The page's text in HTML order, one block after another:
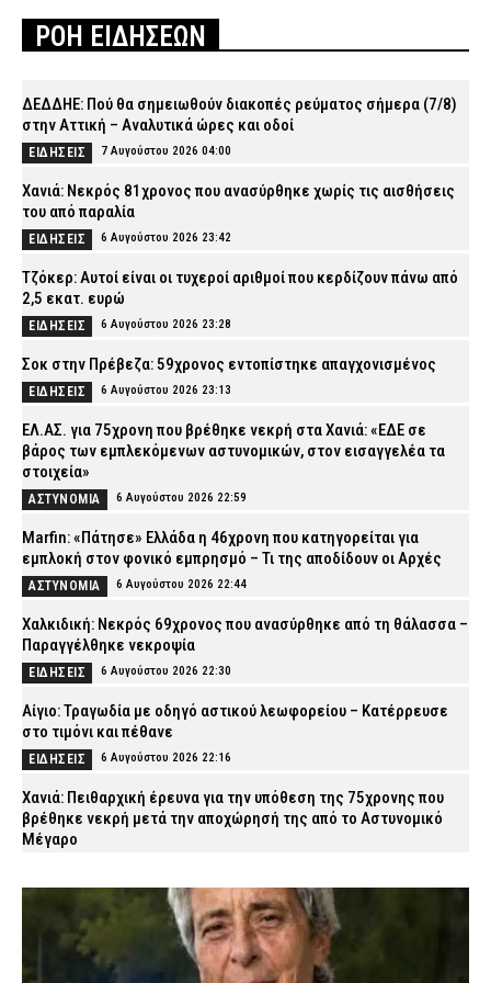
ΡΟΗ ΕΙΔΗΣΕΩΝ
ΔΕΔΔΗΕ: Πού θα σημειωθούν διακοπές ρεύματος σήμερα (7/8)
στην Αττική – Αναλυτικά ώρες και οδοί
ΕΙΔΗΣΕΙΣ 7 Αυγούστου 2026 04:00
Χανιά: Νεκρός 81χρονος που ανασύρθηκε χωρίς τις αισθήσεις
του από παραλία
ΕΙΔΗΣΕΙΣ 6 Αυγούστου 2026 23:42
Τζόκερ: Αυτοί είναι οι τυχεροί αριθμοί που κερδίζουν πάνω από
2,5 εκατ. ευρώ
ΕΙΔΗΣΕΙΣ 6 Αυγούστου 2026 23:28
Σοκ στην Πρέβεζα: 59χρονος εντοπίστηκε απαγχονισμένος
ΕΙΔΗΣΕΙΣ 6 Αυγούστου 2026 23:13
ΕΛ.ΑΣ. για 75χρονη που βρέθηκε νεκρή στα Χανιά: «ΕΔΕ σε
βάρος των εμπλεκόμενων αστυνομικών, στον εισαγγελέα τα
στοιχεία»
ΑΣΤΥΝΟΜΙΑ 6 Αυγούστου 2026 22:59
Marfin: «Πάτησε» Ελλάδα η 46χρονη που κατηγορείται για
εμπλοκή στον φονικό εμπρησμό – Τι της αποδίδουν οι Αρχές
ΑΣΤΥΝΟΜΙΑ 6 Αυγούστου 2026 22:44
Χαλκιδική: Νεκρός 69χρονος που ανασύρθηκε από τη θάλασσα –
Παραγγέλθηκε νεκροψία
ΕΙΔΗΣΕΙΣ 6 Αυγούστου 2026 22:30
Αίγιο: Τραγωδία με οδηγό αστικού λεωφορείου – Κατέρρευσε
στο τιμόνι και πέθανε
ΕΙΔΗΣΕΙΣ 6 Αυγούστου 2026 22:16
Χανιά: Πειθαρχική έρευνα για την υπόθεση της 75χρονης που
βρέθηκε νεκρή μετά την αποχώρησή της από το Αστυνομικό
Μέγαρο
Εύβοια: Νεκρός ο 35χρονος που πάλευε για τη ζωή του μετά το
τροχαίο με αγριογούρουνο
ΕΙΔΗΣΕΙΣ 6 Αυγούστου 2026 21:47